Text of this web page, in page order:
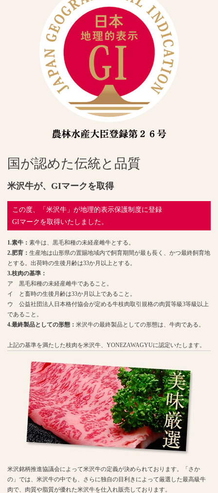
国が認めた伝統と品質
米沢牛が、GIマークを取得
この度、「米沢牛」が地理的表示保護制度に登録
GIマークを取得いたしました。
1.素牛： 素牛は、黒毛和種の未経産雌牛とする。
2.肥育： 生産地は山形県の置賜地域内で飼育期間が最も長く、かつ最終飼育地
とする。出荷時の生後月齢は33か月以上とする。
3.枝肉の基準：
ア 黒毛和種の未経産雌牛であること。
イ と畜時の生後月齢は33か月以上であること。
ウ 公益社団法人日本格付協会が定める牛枝肉取引規格の肉質等級3等級以上
であること。
4.最終製品としての形態： 米沢牛の最終製品としての形態は、牛肉である。
上記の基準を満たした枝肉を米沢牛、YONEZAWAGYUに認定いたします。
米沢銘柄推進協議会によって米沢牛の定義が決められております。「さか
の」では、米沢牛の中でも、さらに独自の目利きによって厳選した最高級牛
肉で、肉質や脂質が優れた米沢牛を仕入れ販売しております。